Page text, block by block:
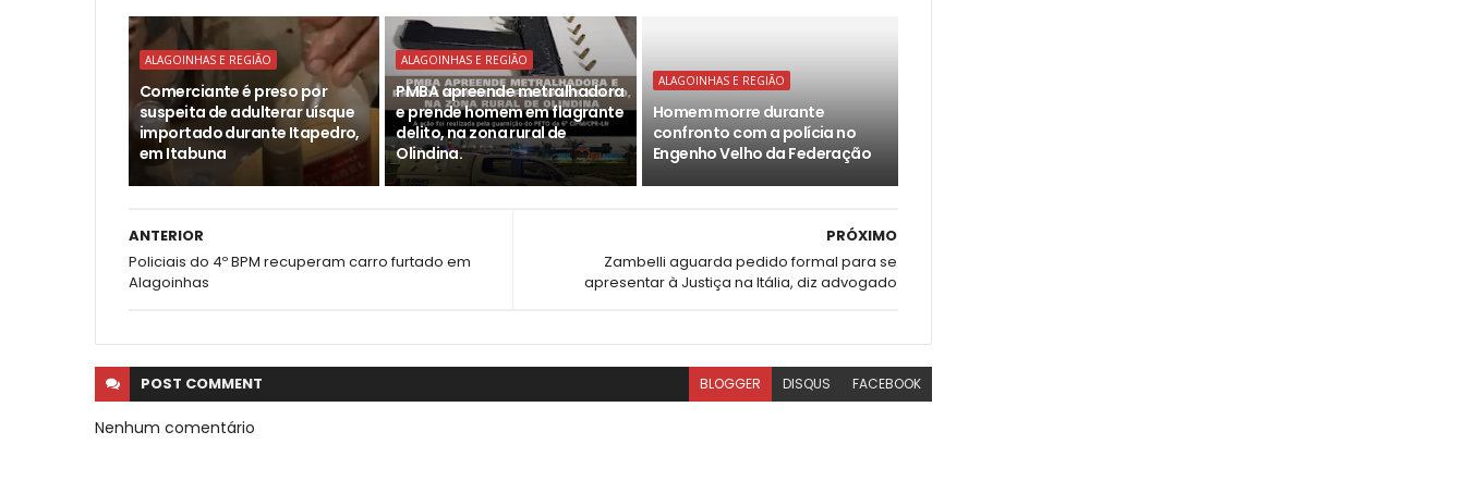
ALAGOINHAS E REGIÃO
Comerciante é preso por
suspeita de adulterar uísque
importado durante Itapedro,
em Itabuna
ALAGOINHAS E REGIÃO
PMBA apreende metralhadora
e prende homem em flagrante
delito, na zona rural de
Olindina.
ALAGOINHAS E REGIÃO
Homem morre durante
confronto com a polícia no
Engenho Velho da Federação
PRÓXIMO
Zambelli aguarda pedido formal para se
apresentar à Justiça na Itália, diz advogado
ANTERIOR
Policiais do 4º BPM recuperam carro furtado em
Alagoinhas
POST COMMENT BLOGGER DISQUS FACEBOOK
Nenhum comentário